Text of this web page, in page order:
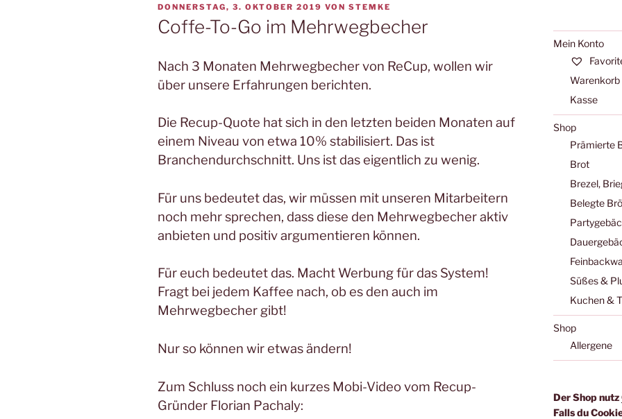
VERÖFFENTLICHT
AM
DONNERSTAG, 3. OKTOBER 2019 VONSTEMKE
Coffe-To-Go im Mehrwegbecher
Nach 3 Monaten Mehrwegbecher von ReCup, wollen wir
über unsere Erfahrungen berichten.
Die Recup-Quote hat sich in den letzten beiden Monaten auf
einem Niveau von etwa 10% stabilisiert. Das ist
Branchendurchschnitt. Uns ist das eigentlich zu wenig.
Für uns bedeutet das, wir müssen mit unseren Mitarbeitern
noch mehr sprechen, dass diese den Mehrwegbecher aktiv
anbieten und positiv argumentieren können.
Für euch bedeutet das. Macht Werbung für das System!
Fragt bei jedem Kaffee nach, ob es den auch im
Mehrwegbecher gibt!
Nur so können wir etwas ändern!
Zum Schluss noch ein kurzes Mobi-Video vom Recup-
Gründer Florian Pachaly:
Mein Konto
Warenkorb
Kasse
Shop
Prämierte
Brot
Brezel,
Belegte
Süßes &
Kuchen &
Shop
Allergene
Der Shop nutz
Falls du